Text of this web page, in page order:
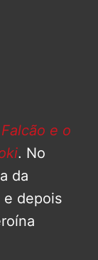
Falcão e o
. No
da
e depois